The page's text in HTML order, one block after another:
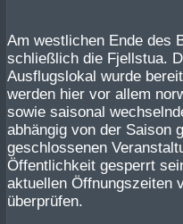
Am westlichen Ende des
schließlich die Fjellstua.
Ausflugslokal wurde
werden hier vor allem
sowie saisonal
abhängig von der Saison
geschlossenen
Öffentlichkeit gesperrt
aktuellen Öffnungszeiten
überprüfen.